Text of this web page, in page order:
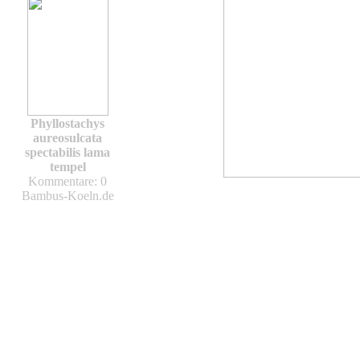
Phyllostachys
aureosulcata
spectabilis lama
tempel
Kommentare: 0
Bambus-Koeln.de